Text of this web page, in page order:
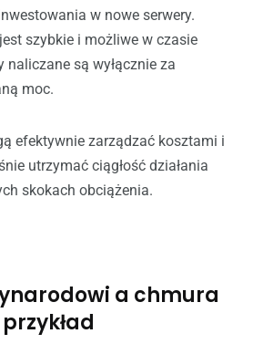
w nowe serwery.
szybkie i możliwe w czasie
naliczane są wyłącznie za
moc.
efektywnie zarządzać kosztami i
utrzymać ciągłość działania
skokach obciążenia.
a chmura